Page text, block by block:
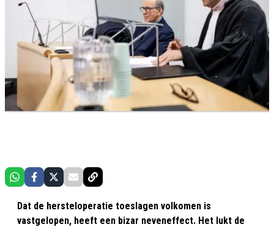
Dat de hersteloperatie toeslagen volkomen is
vastgelopen, heeft een bizar neveneffect. Het lukt de